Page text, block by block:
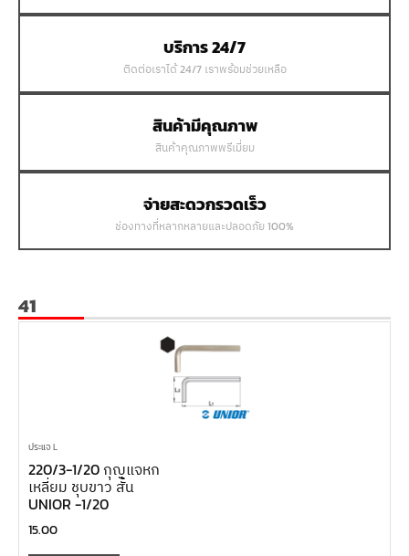
บริการ 24/7
ติดต่อเราได้ 24/7 เราพร้อมช่วยเหลือ
สินค้ามีคุณภาพ
สินค้าคุณภาพพรีเมี่ยม
จ่ายสะดวกรวดเร็ว
ช่องทางที่หลากหลายและปลอดภัย 100%
41
ประแจ L
220/3-1/20 กุญแจหก
เหลี่ยม ชุบขาว สั้น
UNIOR -1/20
15.00